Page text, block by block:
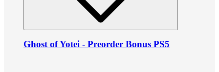
Ghost of Yotei - Preorder Bonus PS5